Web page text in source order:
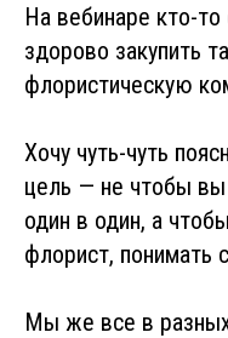
На вебинаре кто-
здорово закупить
флористическую
Хочу чуть-чуть
цель — не чтобы вы
один в один, а
флорист, понимать
Мы же все в